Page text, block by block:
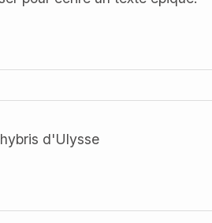
d'Ulysse